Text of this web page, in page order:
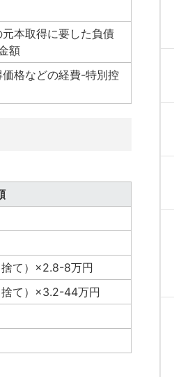
本取得に要した負債
額
格などの経費-特別控
て）×2.8-8万円
て）×3.2-44万円